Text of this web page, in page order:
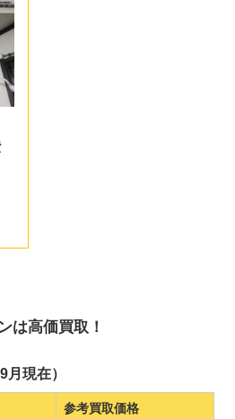
は高価買取！
現在）
参考買取価格